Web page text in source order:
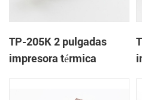
TP-205K 2 pulgadas
impresora térmica